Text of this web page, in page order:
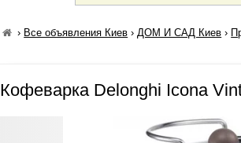
› Все объявления Киев ›ДОМ И САД Киев ›
Кофеварка Delonghi Icona